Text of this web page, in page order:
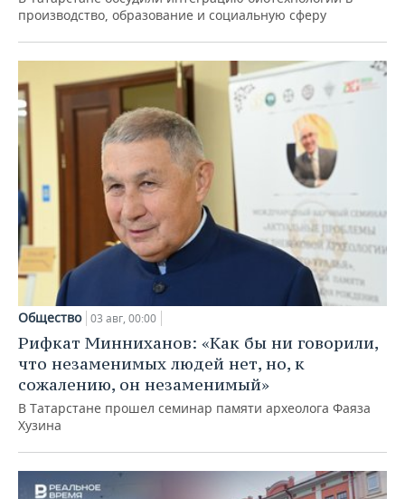
производство, образование и социальную сферу
Общество 03 авг, 00:00
Рифкат Минниханов: «Как бы ни говорили,
что незаменимых людей нет, но, к
сожалению, он незаменимый»
В Татарстане прошел семинар памяти археолога Фаяза
Хузина